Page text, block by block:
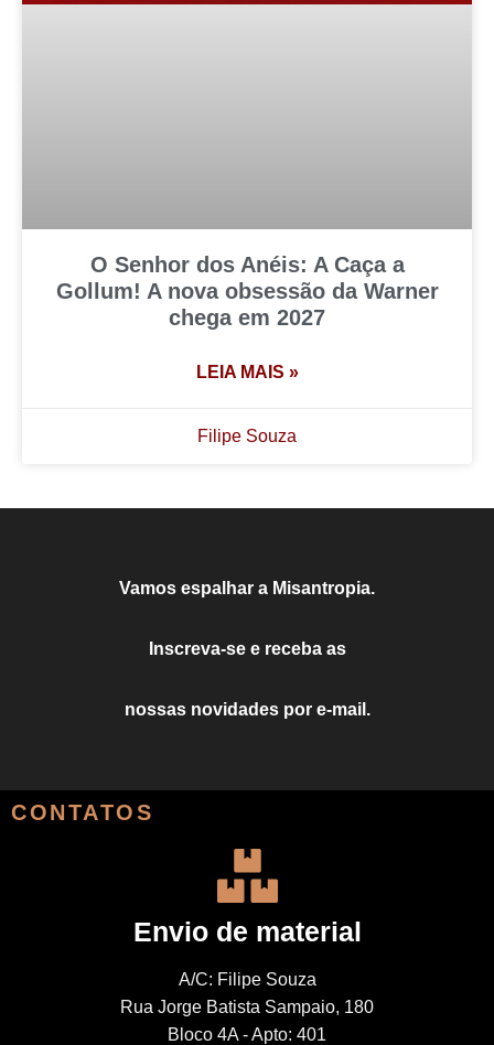
O Senhor dos Anéis: A Caça a
Gollum! A nova obsessão da Warner
chega em 2027
LEIA MAIS »
Filipe Souza
Vamos espalhar a Misantropia.
Inscreva-se e receba as
nossas novidades por e-mail.
CONTATOS
Envio de material
A/C: Filipe Souza
Rua Jorge Batista Sampaio, 180
Bloco 4A - Apto: 401